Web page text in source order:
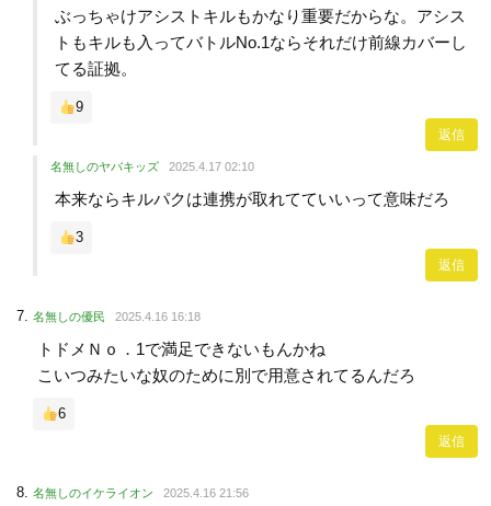
ぶっちゃけアシストキルもかなり重要だからな。アシス
トもキルも入ってバトルNo.1ならそれだけ前線カバーし
てる証拠。
9
返信
名無しのヤバキッズ 2025.4.17 02:10
本来ならキルパクは連携が取れてていいって意味だろ
3
返信
名無しの優民 2025.4.16 16:18
トドメＮｏ．1で満足できないもんかね
こいつみたいな奴のために別で用意されてるんだろ
6
返信
名無しのイケライオン 2025.4.16 21:56